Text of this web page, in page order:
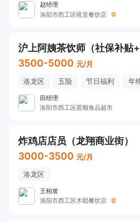
赵经理
洛阳市西工区吼堂餐饮店
沪上阿姨茶饮师（社保补贴+
3500-5000 元/月
洛龙区 五险 节日福利 年
田经理
洛阳市西工区荟顺食品超市
炸鸡店店员（龙翔商业街）
3000-3500 元/月
洛龙区
王柏坡
洛阳市西工区木聪餐饮店